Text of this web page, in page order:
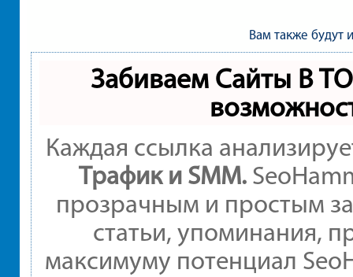
Вам также будут
Забиваем Сайты В
Каждая ссылка
Трафик и SMM.
прозрачным и простым
статьи, упоминания,
максимуму потенциал